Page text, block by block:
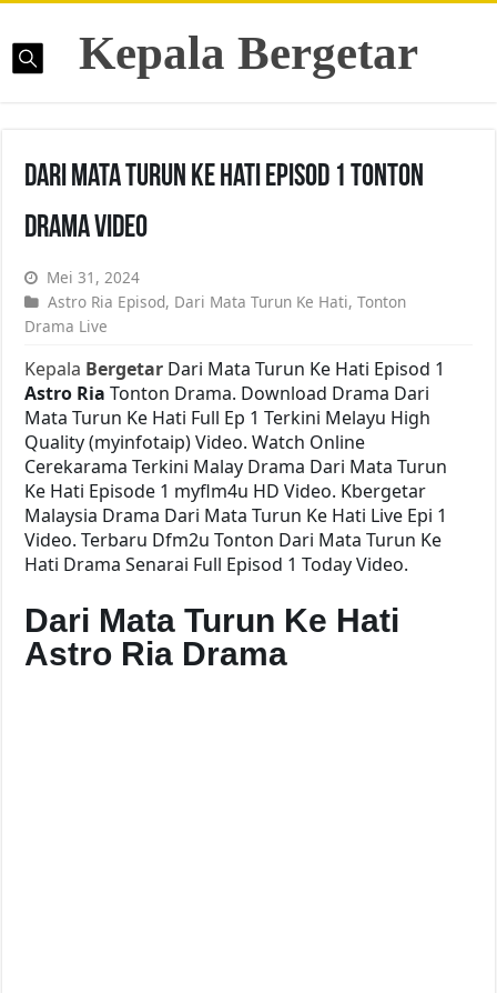
Kepala Bergetar
Dari Mata Turun Ke Hati Episod 1 Tonton
Drama Video
Mei 31, 2024
Astro Ria Episod, Dari Mata Turun Ke Hati,Tonton
Drama Live
Kepala Bergetar Dari Mata Turun Ke Hati Episod 1
Astro RiaTonton Drama. Download Drama Dari
Mata Turun Ke Hati Full Ep 1 Terkini Melayu High
Quality (myinfotaip) Video. Watch Online
Cerekarama Terkini Malay Drama Dari Mata Turun
Ke Hati Episode 1 myflm4u HD Video. Kbergetar
Malaysia Drama Dari Mata Turun Ke Hati Live Epi 1
Video. Terbaru Dfm2u Tonton Dari Mata Turun Ke
Hati Drama Senarai Full Episod 1 Today Video.
Dari Mata Turun Ke Hati
Astro Ria Drama